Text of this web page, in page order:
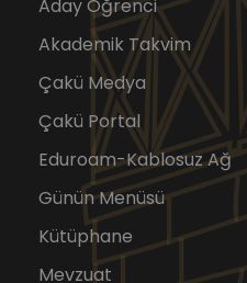
Aday Öğrenci
Akademik Takvim
Çakü Medya
Çakü Portal
Eduroam-Kablosuz Ağ
Günün Menüsü
Kütüphane
Mevzuat